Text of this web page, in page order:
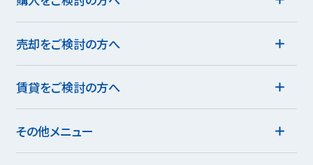
売却をご検討の方へ
賃貸をご検討の方へ
その他メニュー